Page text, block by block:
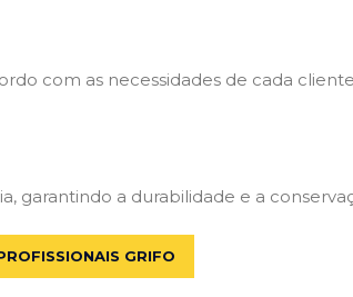
com as necessidades de cada
a durabilidade e a
GRIFO